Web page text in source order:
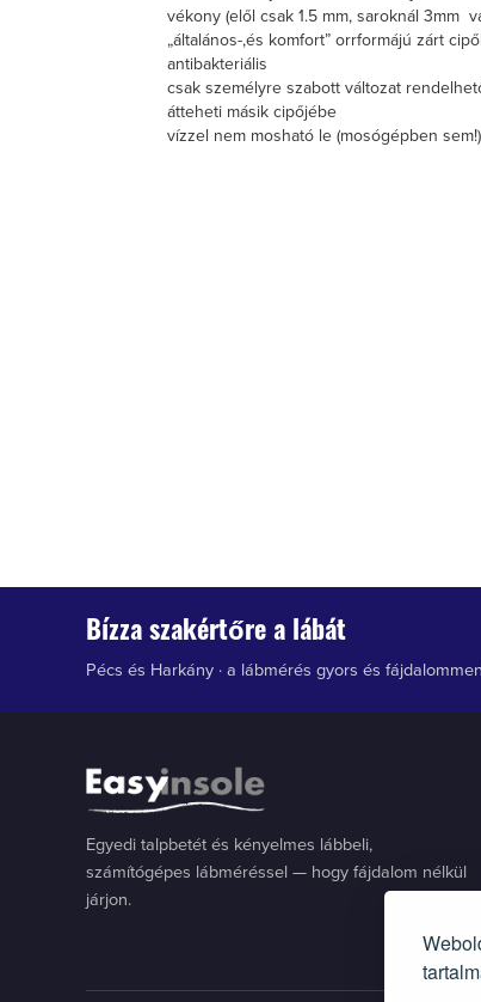
vékony (elől csak 1.5 mm, saroknál 3mm
„általános-,és komfort” orrformájú zárt
antibakteriális
csak személyre szabott változat
átteheti másik cipőjébe
vízzel nem mosható le (mosógépben sem!)
Bízza szakértőre a lábát
Pécs és Harkány · a lábmérés gyors és
Egyedi talpbetét és kényelmes lábbeli,
számítógépes lábméréssel — hogy fájdalom nélkül
járjon.